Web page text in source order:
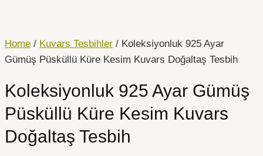
Home / Kuvars Tesbihler / Koleksiyonluk 925 Ayar
Gümüş Püsküllü Küre Kesim Kuvars Doğaltaş Tesbih
Koleksiyonluk 925 Ayar Gümüş
Püsküllü Küre Kesim Kuvars
Doğaltaş Tesbih
Ayar
Gümüş
Küre
Kuvars
Doğaltaş
Tesbih